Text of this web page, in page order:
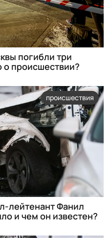
погибли три
о происшествии?
происшествия
лейтенант Фанил
и чем он известен?